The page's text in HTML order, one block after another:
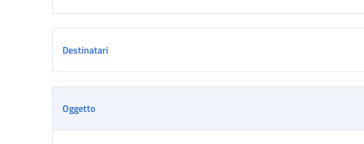
Destinatari
Oggetto